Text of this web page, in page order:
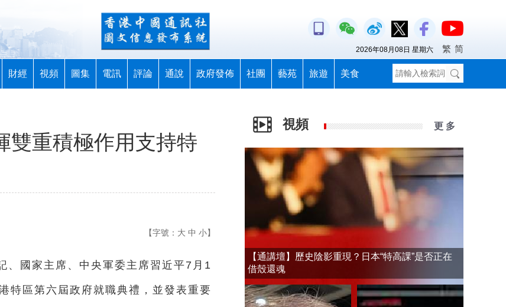
財經 視頻 圖集 電訊 評論 通說 政府發佈 社團 藝苑 旅遊 美食
2026年08月08日 星期六 繁 简
雙重積極作用支持特
【字號： 大 中 小】
國家主席、中央軍委主席習近平7月1
特區第六屆政府就職典禮，並發表重要
視頻 更 多
【通講壇】歷史陰影重現？日本“特高課”是否正在
借殼還魂